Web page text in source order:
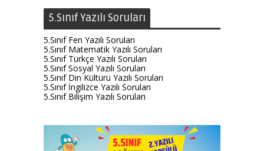
5.Sınıf Yazılı Soruları
5.Sınıf Fen Yazılı Soruları
5.Sınıf Matematik Yazılı Soruları
5.Sınıf Türkçe Yazılı Soruları
5.Sınıf Sosyal Yazılı Soruları
5.Sınıf Din Kültürü Yazılı Soruları
5.Sınıf İngilizce Yazılı Soruları
5.Sınıf Bilişim Yazılı Soruları